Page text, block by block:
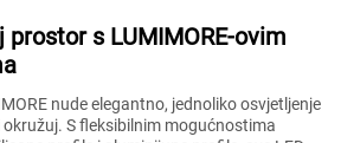
s LUMIMORE-ovim
nude elegantno, jednoliko osvjetljenje
S fleksibilnim mogućnostima